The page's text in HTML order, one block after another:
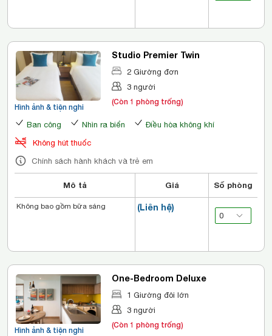
Hình ảnh & tiện nghi
Studio Premier Twin
2 Giường đơn
3 người
(Còn 1 phòng trống)
Ban công Nhìn ra biển
Điều hòa không khí
Không hút thuốc
Chính sách hành khách và trẻ em
Mô tả Giá Số phòng
(Liên hệ)
Không bao gồm bữa sáng
Hình ảnh & tiện nghi
One-Bedroom Deluxe
1 Giường đôi lớn
3 người
(Còn 1 phòng trống)